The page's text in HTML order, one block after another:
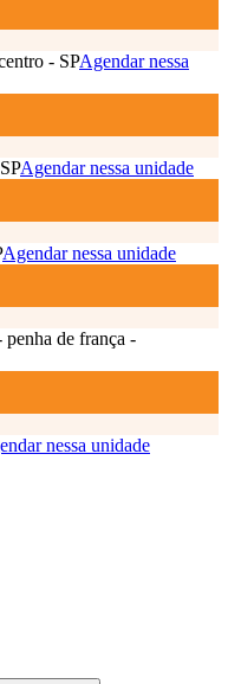
- SPAgendar nessa
Agendar nessa unidade
Agendar nessa unidade
de frança -
nessa unidade